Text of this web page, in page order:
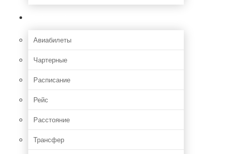
Авиабилеты
Чартерные
Расписание
Рейс
Расстояние
Трансфер